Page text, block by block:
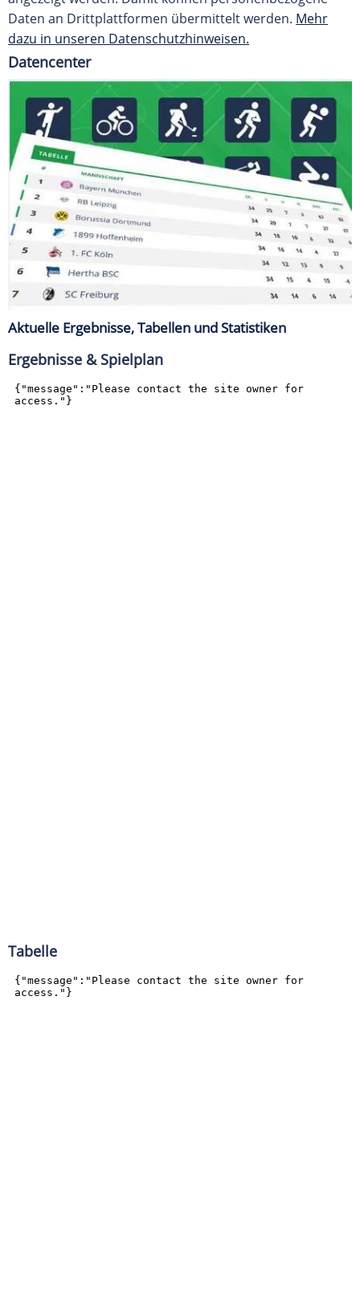
Daten an Drittplattformen übermittelt werden. Mehr
dazu in unseren Datenschutzhinweisen.
Datencenter
Aktuelle Ergebnisse, Tabellen und Statistiken
Ergebnisse & Spielplan
Tabelle